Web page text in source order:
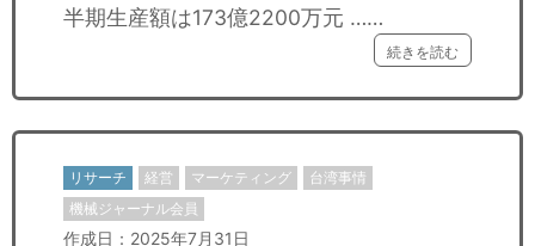
半期生産額は173億2200万元 ……
続きを読む
リサーチ 経営 マーケティング
台湾事情
機械ジャーナル会員
作成日：2025年7月31日